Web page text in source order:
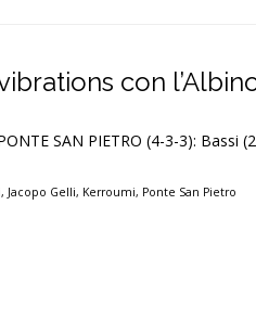
con
SAN PIETRO (4-3-3): Bassi
, Jacopo Gelli, Kerroumi, Ponte San Pietro